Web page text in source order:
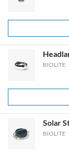
BIOLITE
Solar
BIOLITE